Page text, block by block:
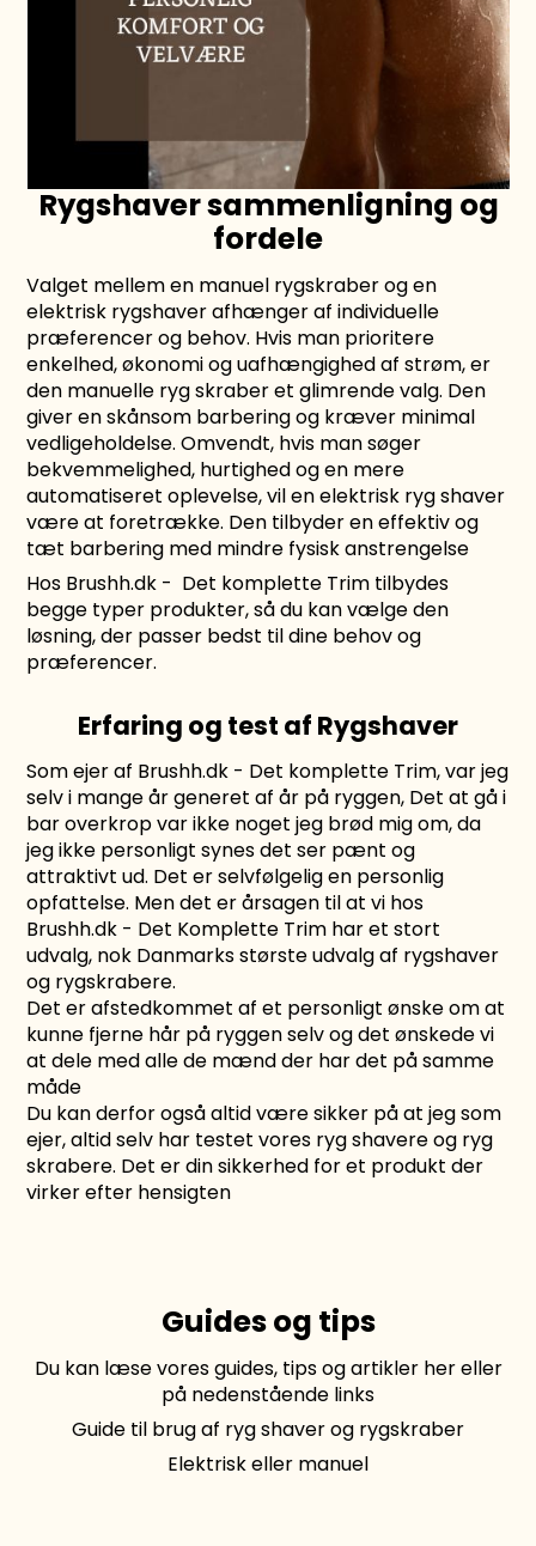
Rygshaver sammenligning og
fordele
Valget mellem en manuel rygskraber og en
elektrisk rygshaver afhænger af individuelle
præferencer og behov. Hvis man prioritere
enkelhed, økonomi og uafhængighed af strøm, er
den manuelle ryg skraber et glimrende valg. Den
giver en skånsom barbering og kræver minimal
vedligeholdelse. Omvendt, hvis man søger
bekvemmelighed, hurtighed og en mere
automatiseret oplevelse, vil en elektrisk ryg shaver
være at foretrække. Den tilbyder en effektiv og
tæt barbering med mindre fysisk anstrengelse
Hos Brushh.dk - Det komplette Trim tilbydes
begge typer produkter, så du kan vælge den
løsning, der passer bedst til dine behov og
præferencer.
Erfaring og test af Rygshaver
Som ejer af Brushh.dk - Det komplette Trim, var jeg
selv i mange år generet af år på ryggen, Det at gå i
bar overkrop var ikke noget jeg brød mig om, da
jeg ikke personligt synes det ser pænt og
attraktivt ud. Det er selvfølgelig en personlig
opfattelse. Men det er årsagen til at vi hos
Brushh.dk - Det Komplette Trim har et stort
udvalg, nok Danmarks største udvalg af rygshaver
og rygskrabere.
Det er afstedkommet af et personligt ønske om at
kunne fjerne hår på ryggen selv og det ønskede vi
at dele med alle de mænd der har det på samme
måde
Du kan derfor også altid være sikker på at jeg som
ejer, altid selv har testet vores ryg shavere og ryg
skrabere. Det er din sikkerhed for et produkt der
virker efter hensigten
Guides og tips
Du kan læse vores guides, tips og artikler hereller
på nedenstående links
Guide til brug af ryg shaver og rygskraber
Elektrisk eller manuel